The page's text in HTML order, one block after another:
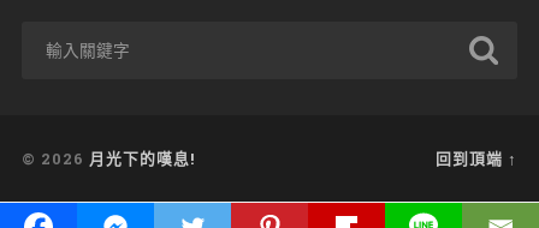
© 2026 月光下的嘆息! 回到頂端 ↑